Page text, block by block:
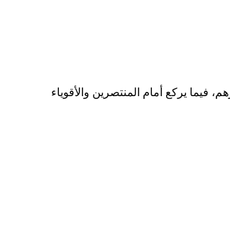
فيما يركع أمام المنتصرين والأقوياء